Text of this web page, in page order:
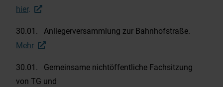
hier.
30.01. Anliegerversammlung zur Bahnhofstraße.
Mehr
30.01. Gemeinsame nichtöffentliche Fachsitzung
von TG und